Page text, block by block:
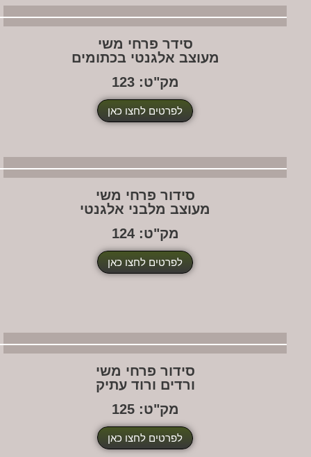
סידר פרחי משי
מעוצב אלגנטי בכתומים
מק"ט: 123
לפרטים לחצו כאן
סידור פרחי משי
מעוצב מלבני אלגנטי
מק"ט: 124
לפרטים לחצו כאן
סידור פרחי משי
ורדים ורוד עתיק
מק"ט: 125
לפרטים לחצו כאן